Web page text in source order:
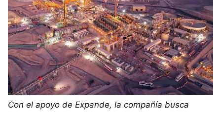
Con el apoyo de Expande, la compañía busca